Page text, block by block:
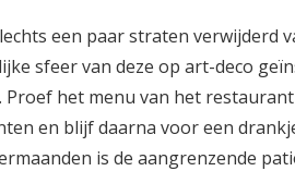
een paar straten verwijderd
sfeer van deze op art-deco
Proef het menu van het
en blijf daarna voor een
is de aangrenzende